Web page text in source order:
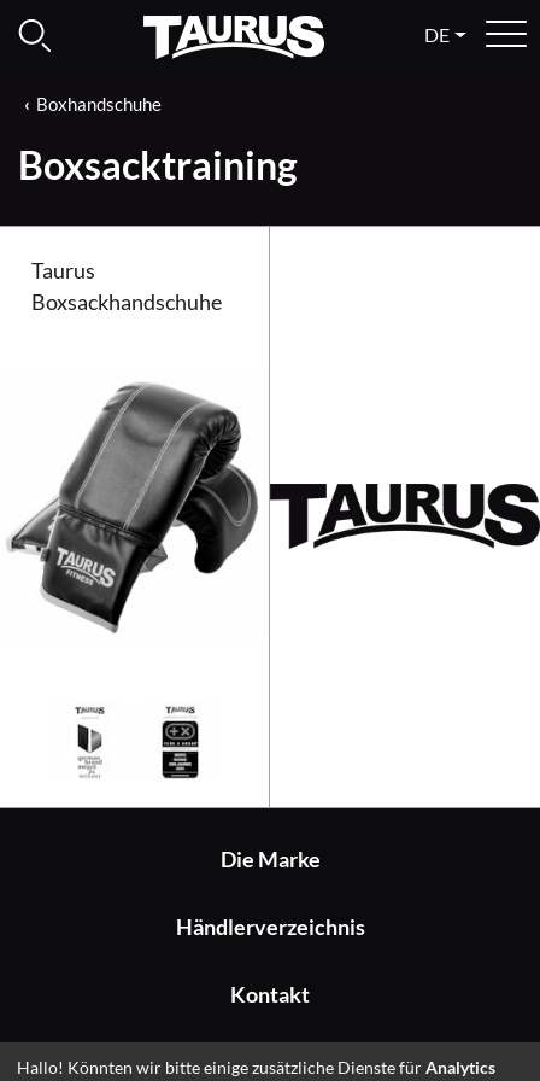
DE
Boxhandschuhe
Boxsacktraining
Taurus
Boxsackhandschuhe
Die Marke
Händlerverzeichnis
Kontakt
Impressum
Hallo! Könnten wir bitte einige zusätzliche Dienste fürAnalytics